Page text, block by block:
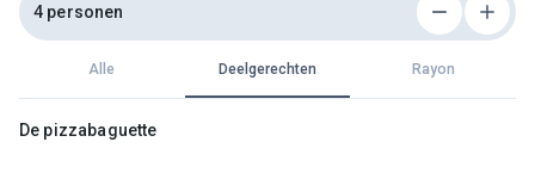
4 personen
Alle Deelgerechten Rayon
De pizzabaguette